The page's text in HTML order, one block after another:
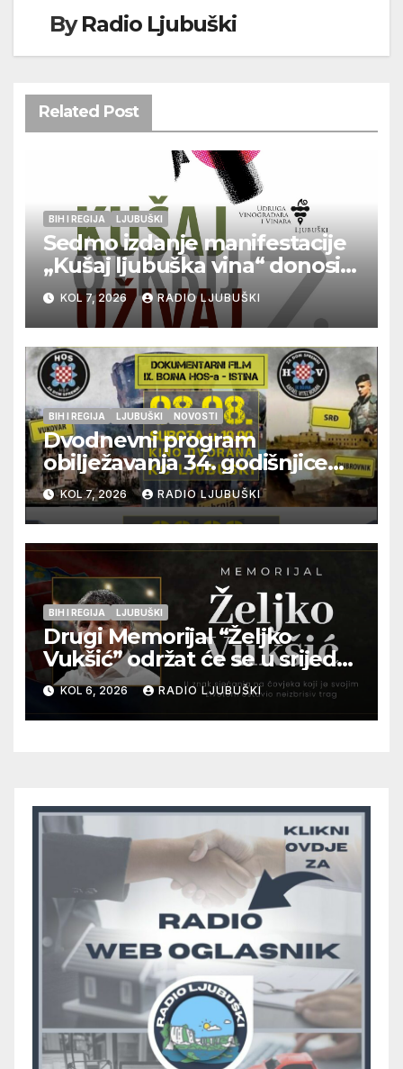
ByRadio Ljubuški
Related Post
BIH I REGIJA LJUBUŠKI
Sedmo izdanje manifestacije
„Kušaj ljubuška vina“ donosi
vrhunska vina, gastronomiju i
glazbu
KOL 7, 2026 RADIO LJUBUŠKI
BIH I REGIJA LJUBUŠKI NOVOSTI
Dvodnevni program
obilježavanja 34. godišnjice
pogibije generala Blaža
Kraljevića i osmorice
pripadnika HOS-a
KOL 7, 2026 RADIO LJUBUŠKI
BIH I REGIJA LJUBUŠKI
Drugi Memorijal “Željko
Vukšić” održat će se u srijedu
12. kolovoza u Otoku
KOL 6, 2026 RADIO LJUBUŠKI